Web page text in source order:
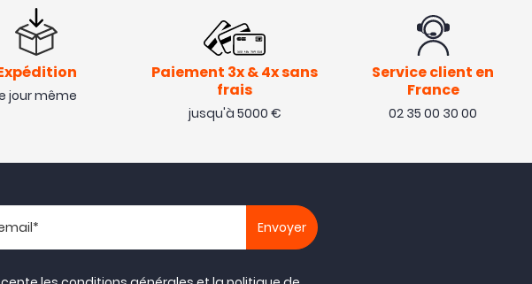
jour même
Paiement 3x & 4x sans
frais
jusqu'à 5000 €
Service client en
France
02 35 00 30 00
email